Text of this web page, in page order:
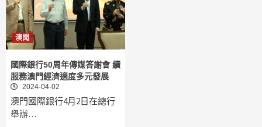
澳聞
國際銀行50周年傳媒答謝會 續
服務澳門經濟適度多元發展
2024-04-02
澳門國際銀行4月2日在總行
舉辦…